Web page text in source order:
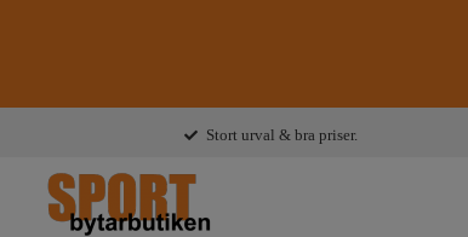
Stort urval & bra priser.